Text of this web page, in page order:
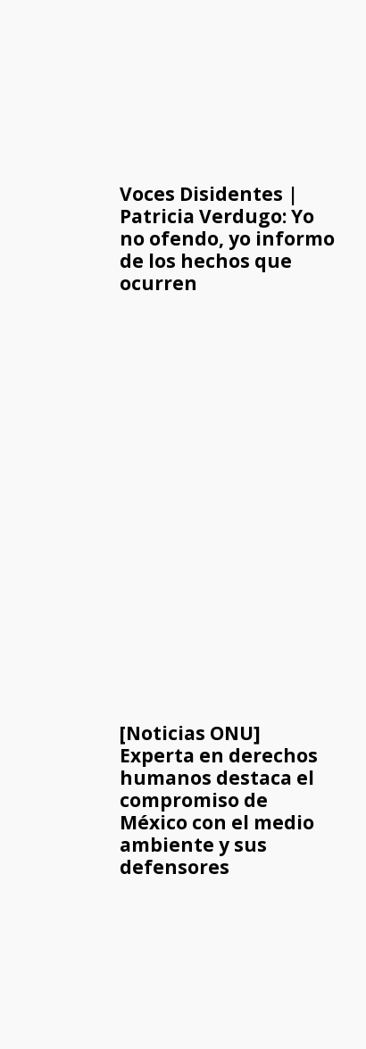
Voces Disidentes |
Patricia Verdugo: Yo
no ofendo, yo informo
de los hechos que
ocurren
[Noticias ONU]
Experta en derechos
humanos destaca el
compromiso de
México con el medio
ambiente y sus
defensores